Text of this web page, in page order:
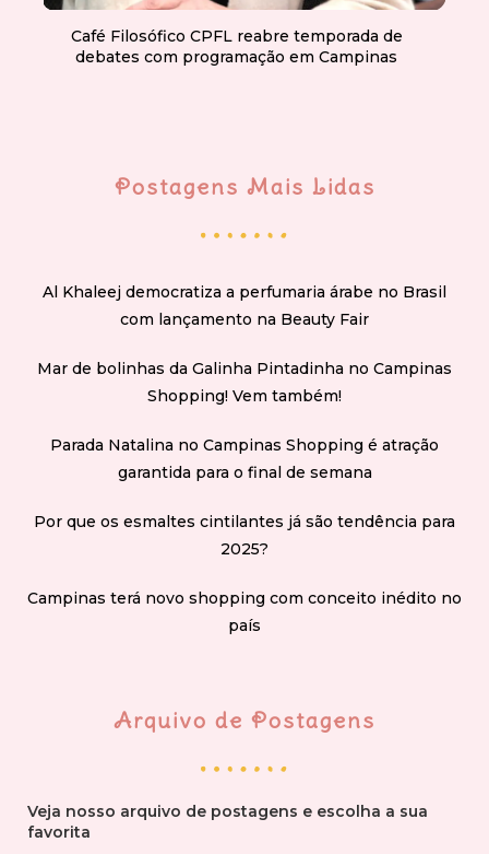
Café Filosófico CPFL reabre temporada de
debates com programação em Campinas
Postagens Mais Lidas
Al Khaleej democratiza a perfumaria árabe no Brasil
com lançamento na Beauty Fair
Mar de bolinhas da Galinha Pintadinha no Campinas
Shopping! Vem também!
Parada Natalina no Campinas Shopping é atração
garantida para o final de semana
Por que os esmaltes cintilantes já são tendência para
2025?
Campinas terá novo shopping com conceito inédito no
país
Arquivo de Postagens
Veja nosso arquivo de postagens e escolha a sua
favorita